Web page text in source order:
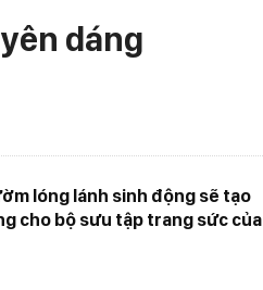
dáng
lóng lánh sinh động sẽ tạo
cho bộ sưu tập trang sức của